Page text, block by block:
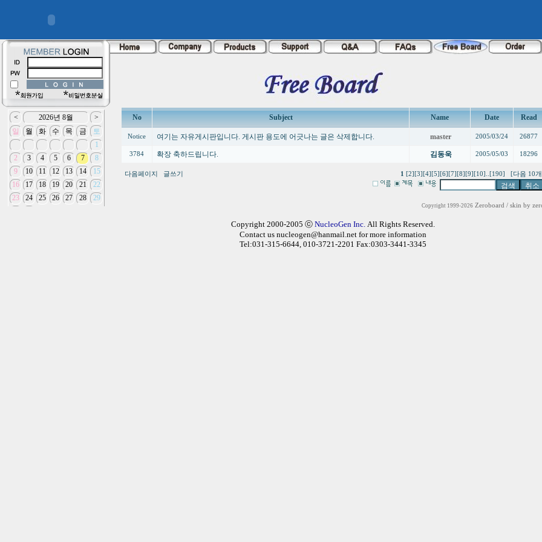
No Subject Name Date Read
Notice 여기는 자유게시판입니다. 게시판 용도에 어긋나는 글은 삭제합니다. master 2005/03/24 26877
3784 확장 축하드립니다. 김동욱 2005/05/03 18296
다음페이지 글쓰기 1 [2] [3] [4] [5] [6] [7] [8] [9] [10] [190] [다음 10
Copyright 1999-2026 Zeroboard / skin by
Copyright 2000-2005 ⓒ NucleoGen Inc. All Rights Reserved.
Contact us nucleogen@hanmail.netfor more information
Tel:031-315-6644, 010-3721-2201 Fax:0303-3441-3345